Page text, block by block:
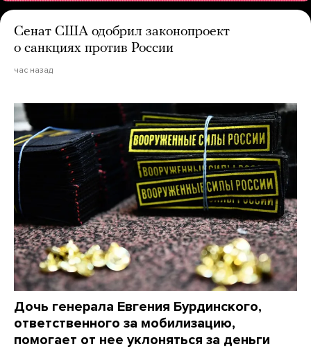
Сенат США одобрил законопроект
о санкциях против России
час назад
Дочь генерала Евгения Бурдинского,
ответственного за мобилизацию,
помогает от нее уклоняться за деньги